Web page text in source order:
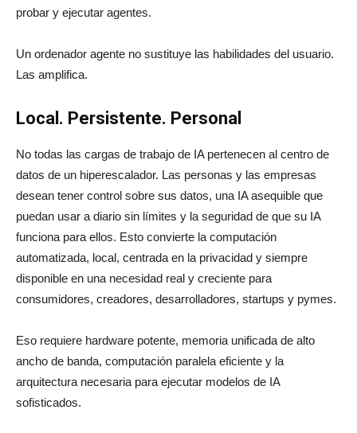
probar y ejecutar agentes.
Un ordenador agente no sustituye las habilidades del usuario.
Las amplifica.
Local. Persistente. Personal
No todas las cargas de trabajo de IA pertenecen al centro de
datos de un hiperescalador. Las personas y las empresas
desean tener control sobre sus datos, una IA asequible que
puedan usar a diario sin límites y la seguridad de que su IA
funciona para ellos. Esto convierte la computación
automatizada, local, centrada en la privacidad y siempre
disponible en una necesidad real y creciente para
consumidores, creadores, desarrolladores, startups y pymes.
Eso requiere hardware potente, memoria unificada de alto
ancho de banda, computación paralela eficiente y la
arquitectura necesaria para ejecutar modelos de IA
sofisticados.